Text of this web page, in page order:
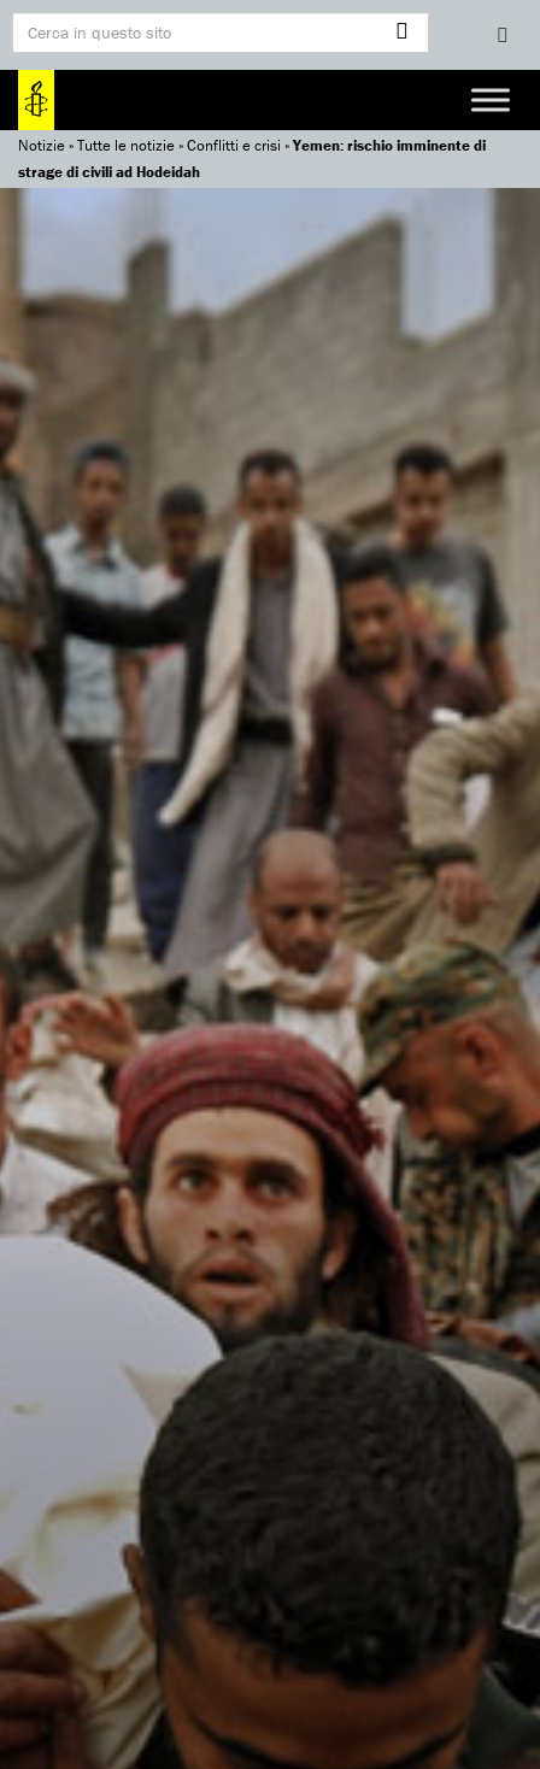
Notizie»Tutte le notizie»Conflitti e crisi »Yemen: rischio imminente di
strage di civili ad Hodeidah